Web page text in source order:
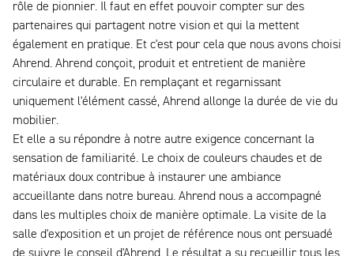
rôle de pionnier. Il faut en effet pouvoir compter sur des
partenaires qui partagent notre vision et qui la mettent
également en pratique. Et c'est pour cela que nous avons choisi
Ahrend. Ahrend conçoit, produit et entretient de manière
circulaire et durable. En remplaçant et regarnissant
uniquement l'élément cassé, Ahrend allonge la durée de vie du
mobilier.
Et elle a su répondre à notre autre exigence concernant la
sensation de familiarité. Le choix de couleurs chaudes et de
matériaux doux contribue à instaurer une ambiance
accueillante dans notre bureau. Ahrend nous a accompagné
dans les multiples choix de manière optimale. La visite de la
salle d'exposition et un projet de référence nous ont persuadé